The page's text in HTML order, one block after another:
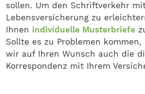
sollen. Um den Schriftverkehr
Lebensversicherung zu
Ihnen individuelle Musterbriefe
Sollte es zu Problemen kommen,
wir auf Ihren Wunsch auch die
Korrespondenz mit Ihrem